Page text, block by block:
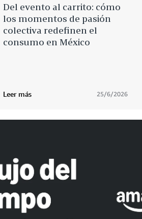
Del evento al carrito: cómo
los momentos de pasión
colectiva redefinen el
consumo en México
Leer más 25/6/2026